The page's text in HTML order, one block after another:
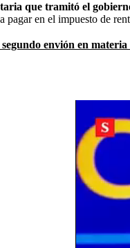
que tramitó el
pagar en el impuesto de
envión en